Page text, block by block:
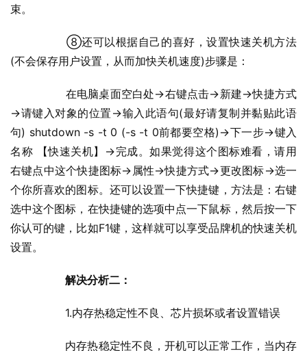
束。
(不会保存用户设置，从而加快关机速度)步骤是：
→请键入对象的位置→输入此语句(最好请复制并黏贴此语
句) shutdown -s -t 0 (-s -t 0前都要空格)→下一步→键入
名称 【快速关机】→完成。如果觉得这个图标难看，请用
右键点中这个快捷图标→属性→快捷方式→更改图标→选一
个你所喜欢的图标。还可以设置一下快捷键，方法是：右键
选中这个图标，在快捷键的选项中点一下鼠标，然后按一下
你认可的键，比如F1键，这样就可以享受品牌机的快速关机
设置。
解决分析二：
  	1.内存热稳定性不良、芯片损坏或者设置错误